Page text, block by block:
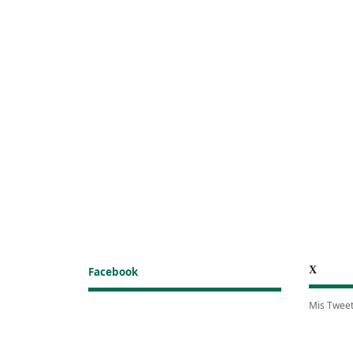
Facebook X
Mis